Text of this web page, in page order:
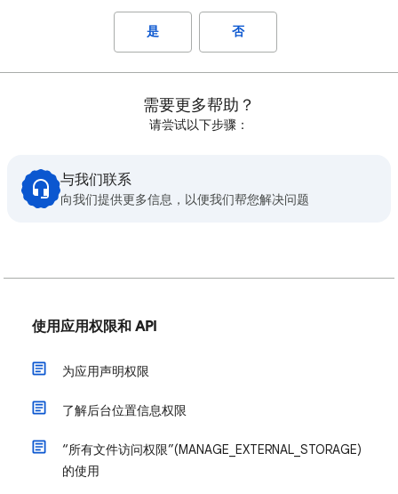
是 否
需要更多帮助？
请尝试以下步骤：
与我们联系
向我们提供更多信息，以便我们帮您解决问题
使用应用权限和 API
为应用声明权限
了解后台位置信息权限
“所有文件访问权限”(MANAGE_EXTERNAL_STORAGE)
的使用